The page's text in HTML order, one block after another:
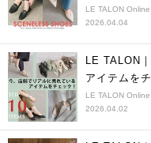
LE TALON
2026.04.04
LE TALON
アイテムを
LE TALON
2026.04.02